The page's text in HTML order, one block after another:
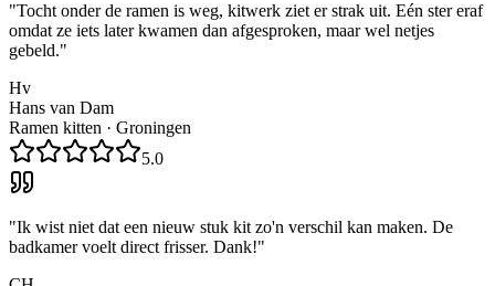
"Tocht onder de ramen is weg, kitwerk ziet er strak uit. Eén ster eraf
omdat ze iets later kwamen dan afgesproken, maar wel netjes
gebeld."
Hv
Hans van Dam
Ramen kitten · Groningen
5.0
"Ik wist niet dat een nieuw stuk kit zo'n verschil kan maken. De
badkamer voelt direct frisser. Dank!"